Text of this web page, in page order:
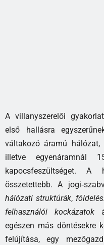
A villanyszerelői
első hallásra
váltakozó áramú
illetve
kapocsfeszültséget. A
összetettebb. A
hálózati struktúrák,
felhasználói kockázatok
egészen más döntésekre
felújítása, egy